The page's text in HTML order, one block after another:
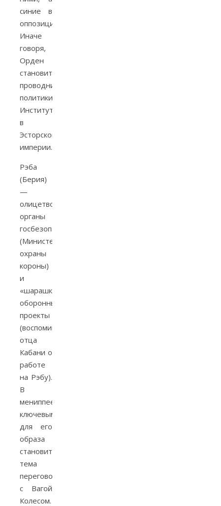
синие в
оппозиции».
Иначе
говоря,
Орден
становится
проводником
политики
Института
в
Эсторской
империи.
Рэба
(Берия)
—
олицетворяет
органы
госбезопасности
(Министерство
охраны
короны)
и
«шарашки»,
оборонные
проекты
(воспоминания
отца
Кабани о
работе
на Рэбу).
В
мениппее
ключевым
для его
образа
становится
тема
переговоров
с Вагой
Колесом.